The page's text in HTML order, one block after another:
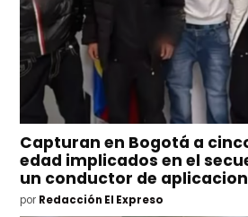
Capturan en Bogotá a
edad implicados en el
un conductor de
por Redacción El Expreso